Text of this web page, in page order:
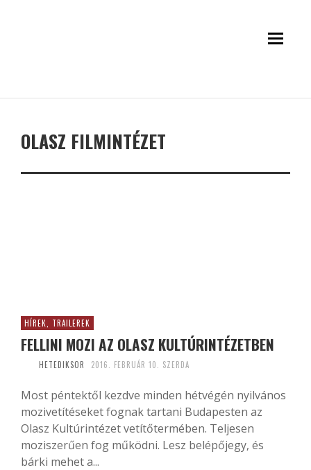
OLASZ FILMINTÉZET
HÍREK, TRAILEREK
FELLINI MOZI AZ OLASZ KULTÚRINTÉZETBEN
HETEDIKSOR 2016. FEBRUÁR 10. SZERDA
Most péntektől kezdve minden hétvégén nyilvános
mozivetítéseket fognak tartani Budapesten az
Olasz Kultúrintézet vetítőtermében. Teljesen
moziszerűen fog működni. Lesz belépőjegy, és
bárki mehet a...